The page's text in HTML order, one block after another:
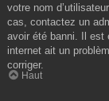
votre nom
cas, contactez un
avoir été banni. Il est
internet ait un
corriger.
Haut